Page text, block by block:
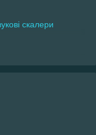
скалери